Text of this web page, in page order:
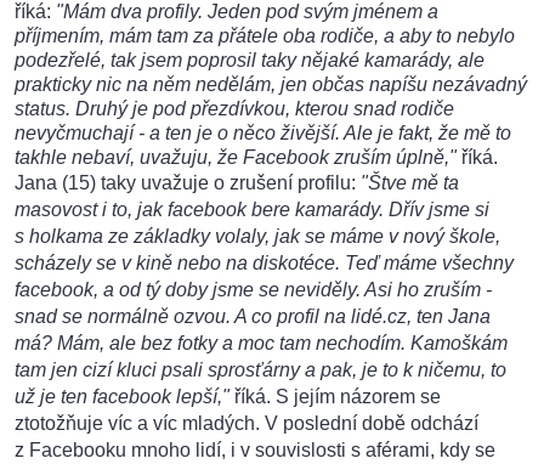
říká: "Mám dva profily. Jeden pod svým jménem a
příjmením, mám tam za přátele oba rodiče, a aby to nebylo
podezřelé, tak jsem poprosil taky nějaké kamarády, ale
prakticky nic na něm nedělám, jen občas napíšu nezávadný
status. Druhý je pod přezdívkou, kterou snad rodiče
nevyčmuchají - a ten je o něco živější. Ale je fakt, že mě to
takhle nebaví, uvažuju, že Facebook zruším úplně,"říká.
Jana (15) taky uvažuje o zrušení profilu: "Štve mě ta
masovost i to, jak facebook bere kamarády. Dřív jsme si
s holkama ze základky volaly, jak se máme v nový škole,
scházely se v kině nebo na diskotéce. Teď máme všechny
facebook, a od tý doby jsme se neviděly. Asi ho zruším -
snad se normálně ozvou. A co profil na lidé.cz, ten Jana
má? Mám, ale bez fotky a moc tam nechodím. Kamoškám
tam jen cizí kluci psali sprosťárny a pak, je to k ničemu, to
už je ten facebook lepší,"říká. S jejím názorem se
ztotožňuje víc a víc mladých. V poslední době odchází
z Facebooku mnoho lidí, i v souvislosti s aférami, kdy se